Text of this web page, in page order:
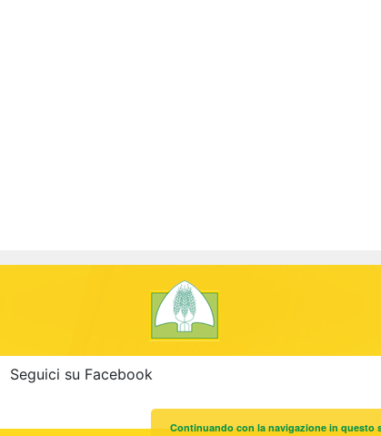
Seguici su Facebook
Continuando con la navigazione in